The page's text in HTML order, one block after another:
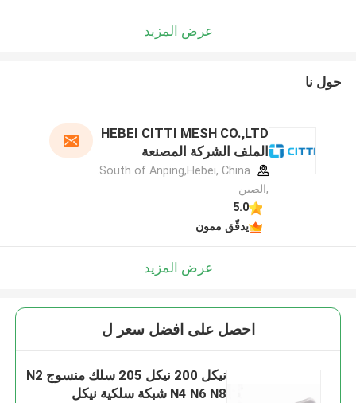
عرض المزيد
حول نا
HEBEI CITTI MESH CO.,LTD
الملف الشركة المصنعة
,الصين
5.0
يدقّق ممون
عرض المزيد
احصل على افضل سعر ل
نيكل 200 نيكل 205 سلك منسوج N2
N4 N6 N8 شبكة سلكية نيكل